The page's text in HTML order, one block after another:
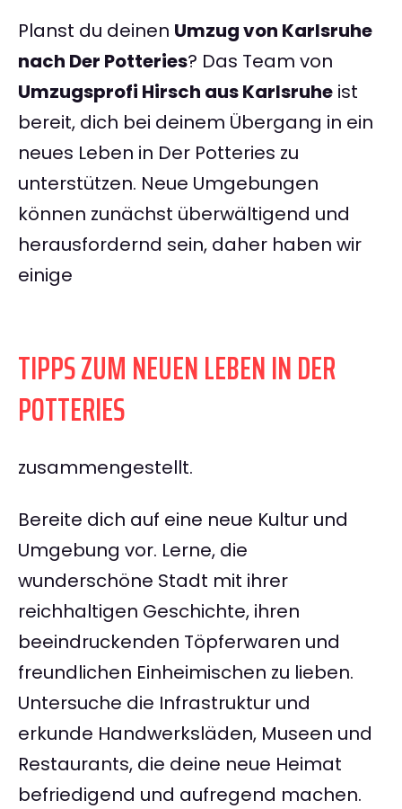
Planst du deinen Umzug von Karlsruhe
nach Der Potteries? Das Team von
Umzugsprofi Hirsch aus Karlsruhe ist
bereit, dich bei deinem Übergang in ein
neues Leben in Der Potteries zu
unterstützen. Neue Umgebungen
können zunächst überwältigend und
herausfordernd sein, daher haben wir
einige
TIPPS ZUM NEUEN LEBEN IN DER
POTTERIES
zusammengestellt.
Bereite dich auf eine neue Kultur und
Umgebung vor. Lerne, die
wunderschöne Stadt mit ihrer
reichhaltigen Geschichte, ihren
beeindruckenden Töpferwaren und
freundlichen Einheimischen zu lieben.
Untersuche die Infrastruktur und
erkunde Handwerksläden, Museen und
Restaurants, die deine neue Heimat
befriedigend und aufregend machen.